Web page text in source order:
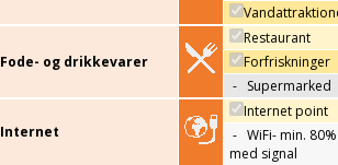
Fode- og drikkevarer
Restaurant
Forfriskninger
- Supermarked
Internet
Internet point
- WiFi- min.
med signal